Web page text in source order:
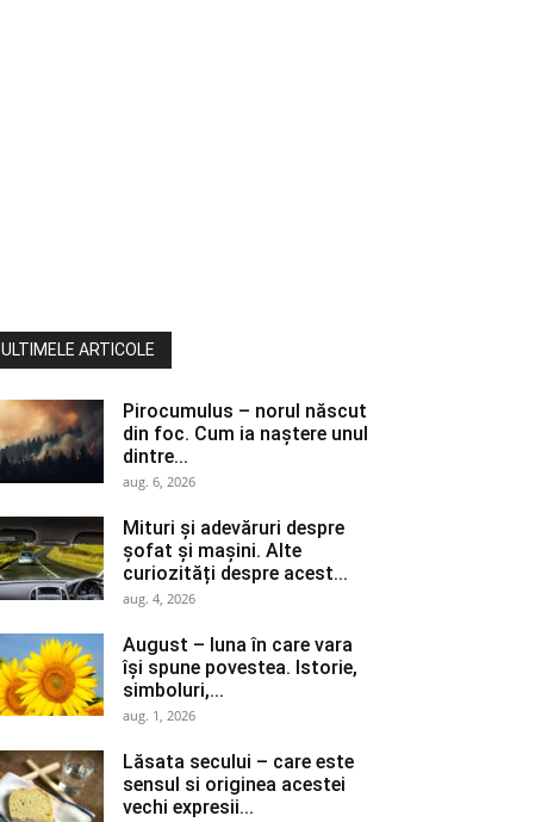
ULTIMELE ARTICOLE
Pirocumulus – norul născut
din foc. Cum ia naștere unul
dintre...
aug. 6, 2026
Mituri și adevăruri despre
șofat și mașini. Alte
curiozități despre acest...
aug. 4, 2026
August – luna în care vara
își spune povestea. Istorie,
simboluri,...
aug. 1, 2026
Lăsata secului – care este
sensul si originea acestei
vechi expresii...